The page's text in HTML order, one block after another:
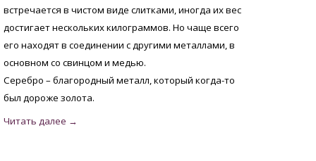
встречается в чистом виде слитками, иногда их вес
достигает нескольких килограммов. Но чаще всего
его находят в соединении с другими металлами, в
основном со свинцом и медью.
Серебро – благородный металл, который когда-то
был дороже золота.